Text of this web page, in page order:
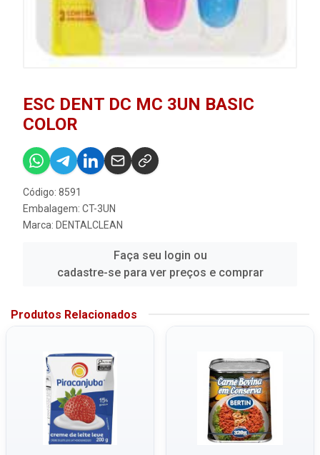
ESC DENT DC MC 3UN BASIC
COLOR
Código: 8591
Embalagem: CT-3UN
Marca: DENTALCLEAN
Faça seu login ou
cadastre-se para ver preços e comprar
Produtos Relacionados